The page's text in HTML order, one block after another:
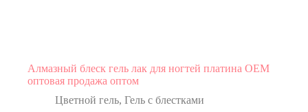
Алмазный блеск гель лак для ногтей платина OEM
оптовая продажа оптом
Цветной гель, Гель с блестками